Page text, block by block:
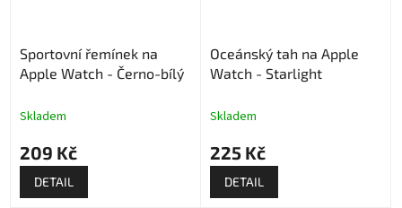
Sportovní řemínek na
Apple Watch - Černo-bílý
Skladem
209 Kč
DETAIL
Oceánský tah na Apple
Watch - Starlight
Skladem
225 Kč
DETAIL